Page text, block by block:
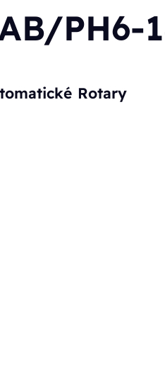
PH6-
Rotary